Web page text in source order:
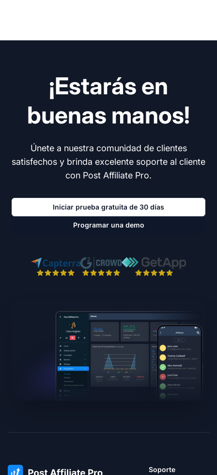
¡Estarás en
buenas manos!
Únete a nuestra comunidad de clientes
satisfechos y brinda excelente soporte al cliente
con Post Affiliate Pro.
Iniciar prueba gratuita de 30 días
Programar una demo
Soporte